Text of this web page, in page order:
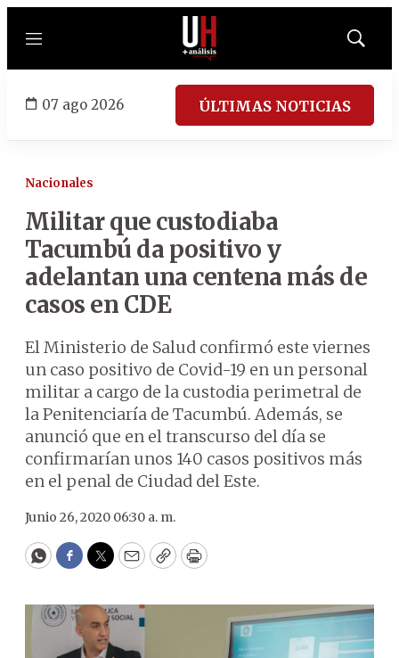
Menú
Mostrar
07 ago 2026 ÚLTIMAS NOTICIAS
Nacionales
Militar que custodiaba
Tacumbú da positivo y
adelantan una centena más de
casos en CDE
El Ministerio de Salud confirmó este viernes
un caso positivo de Covid-19 en un personal
militar a cargo de la custodia perimetral de
la Penitenciaría de Tacumbú. Además, se
anunció que en el transcurso del día se
confirmarían unos 140 casos positivos más
en el penal de Ciudad del Este.
Junio 26, 2020 06:30 a. m.
WhatsApp
Facebook
Twitter
EmailCopyPrint